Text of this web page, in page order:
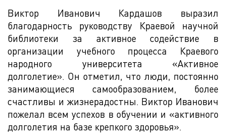
Виктор Иванович Кардашов выразил
благодарность руководству Краевой научной
библиотеки за активное содействие в
организации учебного процесса Краевого
народного университета «Активное
долголетие». Он отметил, что люди, постоянно
занимающиеся самообразованием, более
счастливы и жизнерадостны. Виктор Иванович
пожелал всем успехов в обучении и «активного
долголетия на базе крепкого здоровья».